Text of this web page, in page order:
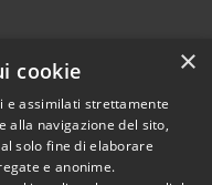
© 2026 • Comune di
×
cookie
e assimilati strettamente
alla navigazione del sito,
solo fine di elaborare
e anonime.